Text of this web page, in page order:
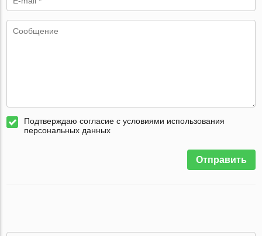
Подтверждаю согласие с условиями использования
персональных данных
Отправить